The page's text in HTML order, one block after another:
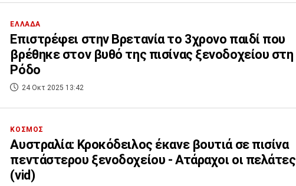
ΕΛΛΑΔΑ
Επιστρέφει στην Βρετανία το 3χρονο παιδί που
βρέθηκε στον βυθό της πισίνας ξενοδοχείου στη
Ρόδο
24 Οκτ 2025 13:42
ΚΟΣΜΟΣ
Αυστραλία: Κροκόδειλος έκανε βουτιά σε πισίνα
πεντάστερου ξενοδοχείου - Ατάραχοι οι πελάτες
(vid)